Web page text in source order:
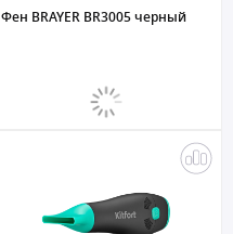
Фен BRAYER BR3005 черный